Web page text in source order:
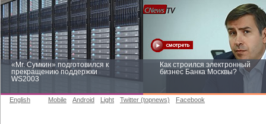
«Mr. Сумкин» подготовился к
прекращению поддержки
WS2003
Как строился электронный
бизнес Банка Москвы?
English Mobile Android Light Twitter (topnews) Facebook